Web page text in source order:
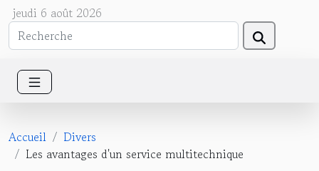
jeudi 6 août 2026
Accueil
Divers
Les avantages d'un service multitechnique